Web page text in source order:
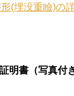
(埋没重瞼)の
明書（写真付